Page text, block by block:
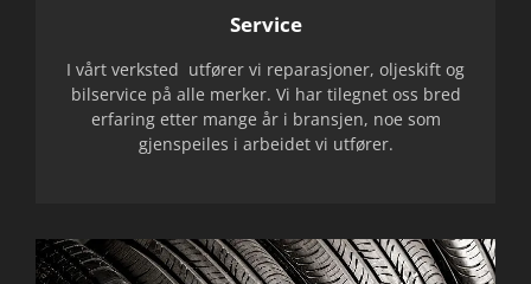
Service
I vårt verksted utfører vi reparasjoner, oljeskift og
bilservice på alle merker. Vi har tilegnet oss bred
erfaring etter mange år i bransjen, noe som
gjenspeiles i arbeidet vi utfører.